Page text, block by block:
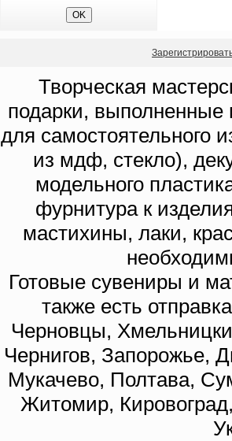
Творческая
подарки, выполненные
для самостоятельного
из мдф, стекло),
модельного
фурнитура к
мастихины, лаки,
Готовые сувениры и
также есть
Черновцы,
Чернигов, Запорожье,
Мукачево, Полтава,
Житомир,